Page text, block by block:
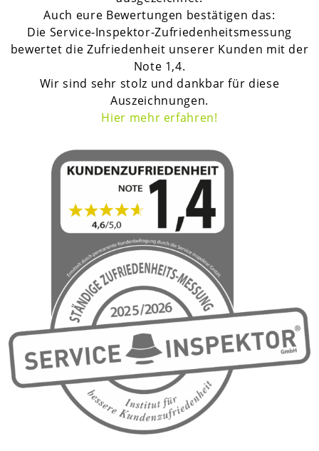
Auch eure Bewertungen bestätigen das:
Die Service-Inspektor-Zufriedenheitsmessung
bewertet die Zufriedenheit unserer Kunden mit der
Note 1,4.
Wir sind sehr stolz und dankbar für diese
Auszeichnungen.
Hier mehr erfahren!